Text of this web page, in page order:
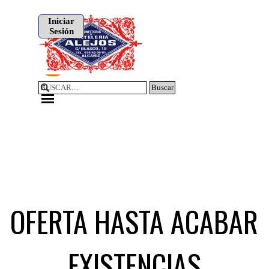
Iniciar
Sesión
Buscar
Saltar menú
OFERTA HASTA ACABAR